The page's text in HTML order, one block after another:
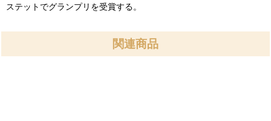
ステットでグランプリを受賞する。
関連商品